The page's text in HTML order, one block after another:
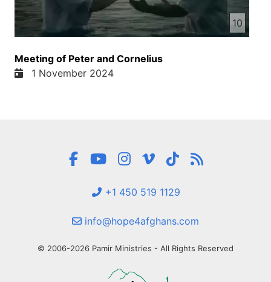
10
Meeting of Peter and Cornelius
1 November 2024
+1 450 519 1129
info@hope4afghans.com
© 2006-2026 Pamir Ministries - All Rights Reserved